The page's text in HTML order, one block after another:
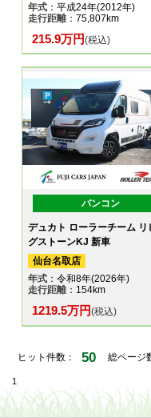
年式 ：平成24年(2012年)
走行距離：75,807km
215.9万円(税込)
バンコン
デュカト ローラーチーム リ
グストーンKJ 新車
仙台名取店
年式 ：令和8年(2026年)
走行距離：154km
1219.5万円(税込)
ヒット件数： 50 総ページ
1